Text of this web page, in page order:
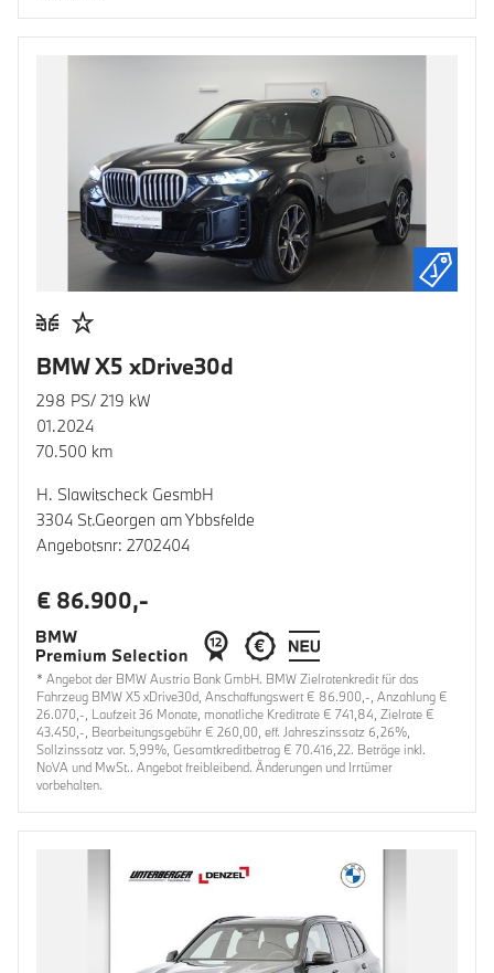
BMW X5 xDrive30d
298 PS/ 219 kW
01.2024
70.500 km
H. Slawitscheck GesmbH
3304 St.Georgen am Ybbsfelde
Angebotsnr: 2702404
€ 86.900,-
* Angebot der BMW Austria Bank GmbH. BMW Zielratenkredit für das
Fahrzeug BMW X5 xDrive30d, Anschaffungswert € 86.900,-, Anzahlung €
26.070,-, Laufzeit 36 Monate, monatliche Kreditrate € 741,84, Zielrate €
43.450,-, Bearbeitungsgebühr € 260,00, eff. Jahreszinssatz 6,26%,
Sollzinssatz var. 5,99%, Gesamtkreditbetrag € 70.416,22. Beträge inkl.
NoVA und MwSt.. Angebot freibleibend. Änderungen und Irrtümer
vorbehalten.